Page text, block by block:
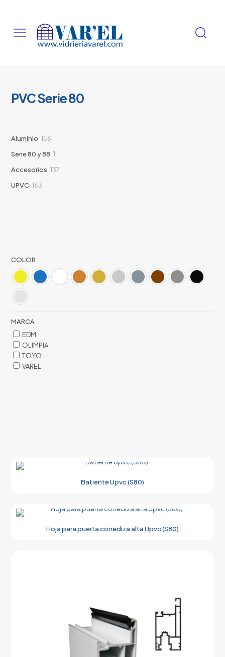
PVC Serie 80
Aluminio 156
Serie 80 y 88 1
Accesorios 137
UPVC 163
COLOR
MARCA
EDM
OLIMPIA
TOYO
VAREL
Batiente Upvc (S80)
Hoja para puerta corrediza alta Upvc (S80)